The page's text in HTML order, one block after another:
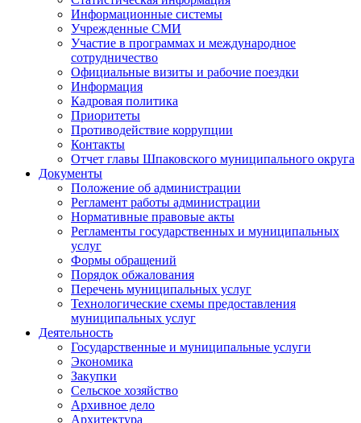
Информационные системы
Учрежденные СМИ
Участие в программах и международное
сотрудничество
Официальные визиты и рабочие поездки
Информация
Кадровая политика
Приоритеты
Противодействие коррупции
Контакты
Отчет главы Шпаковского муниципального округа
Документы
Положение об администрации
Регламент работы администрации
Нормативные правовые акты
Регламенты государственных и муниципальных
услуг
Формы обращений
Порядок обжалования
Перечень муниципальных услуг
Технологические схемы предоставления
муниципальных услуг
Деятельность
Государственные и муниципальные услуги
Экономика
Закупки
Сельское хозяйство
Архивное дело
Архитектура